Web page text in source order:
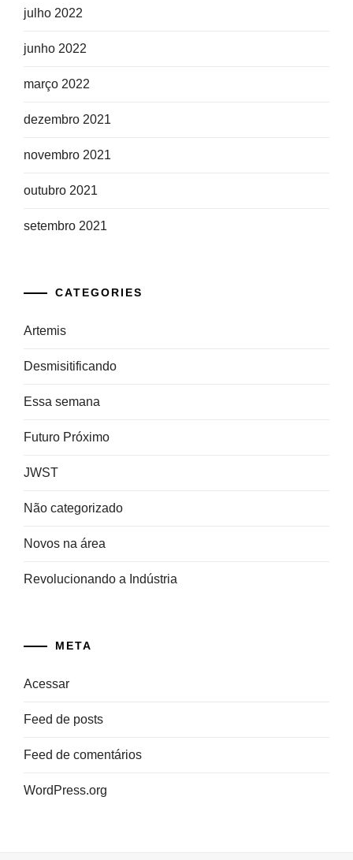
julho 2022
junho 2022
março 2022
dezembro 2021
novembro 2021
outubro 2021
setembro 2021
CATEGORIES
Artemis
Desmisitificando
Essa semana
Futuro Próximo
JWST
Não categorizado
Novos na área
Revolucionando a Indústria
META
Acessar
Feed de posts
Feed de comentários
WordPress.org